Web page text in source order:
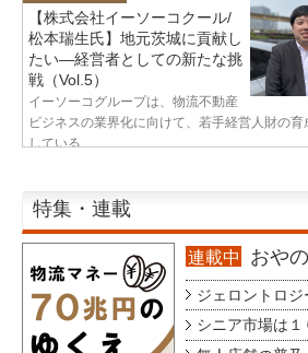
【株式会社イーソーコクール/
松本瑞生氏】地元茨城に貢献し
たい—経営者としての新たな挑
戦（Vol.5）
イーソーコグループは、物流不動産
ビジネスの業界化に向けて、若手経営人財の育
している...
特集・連載
連載中 おや
ジェロントロ
シニア市場は